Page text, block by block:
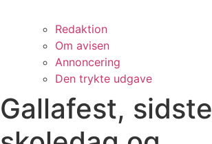
Redaktion
Om avisen
Annoncering
Den trykte udgave
Gallafest, sidste